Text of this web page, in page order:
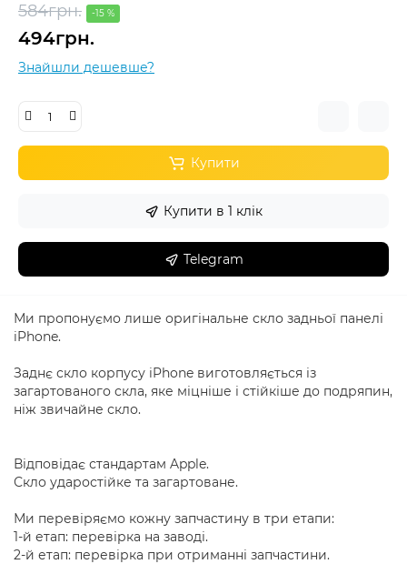
584грн. -15 %
494грн.
Знайшли дешевше?
Купити
Купити в 1 клік
Telegram
Ми пропонуємо лише оригінальне скло задньої панелі
iPhone.
Заднє скло корпусу iPhone виготовляється із
загартованого скла, яке міцніше і стійкіше до подряпин,
ніж звичайне скло.
Відповідає стандартам Apple.
Скло ударостійке та загартоване.
Ми перевіряємо кожну запчастину в три етапи:
1-й етап: перевірка на заводі.
2-й етап: перевірка при отриманні запчастини.